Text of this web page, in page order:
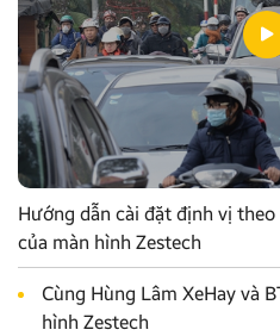
Hướng dẫn cài đặt định vị
của màn hình Zestech
Cùng Hùng Lâm XeHay và
hình Zestech